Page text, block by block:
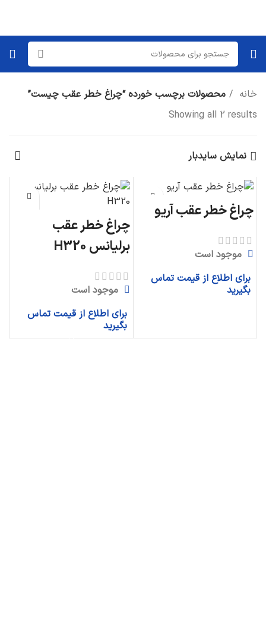
خانه
محصولات برچسب خورده “چراغ خطر عقب چیست”
Showing all 2 results
نمایش سایدبار
چراغ خطر عقب آریو
موجود است
برای اطلاع از قیمت تماس
بگیرید
چراغ خطر عقب
برلیانس H320
موجود است
برای اطلاع از قیمت تماس
بگیرید